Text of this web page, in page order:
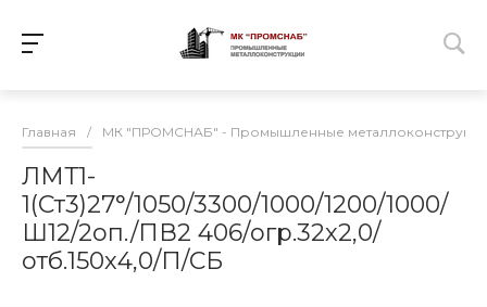
Главная / МК "ПРОМСНАБ" - Промышленные
ЛМТ1-
1(Ст3)27°/1050/3300/1000/1200/1000/
Ш12/2оп./ПВ2 406/огр.32х2,0/
отб.150х4,0/П/СБ